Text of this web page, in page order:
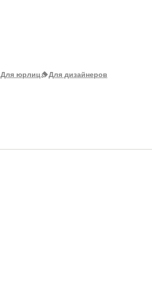
Для юрлиц Для дизайнеров